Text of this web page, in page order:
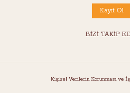
Kayıt Ol
BİZİ TAKİP
Kişisel Verilerin Korunması ve